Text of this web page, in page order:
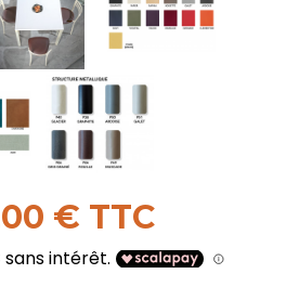
€ TTC